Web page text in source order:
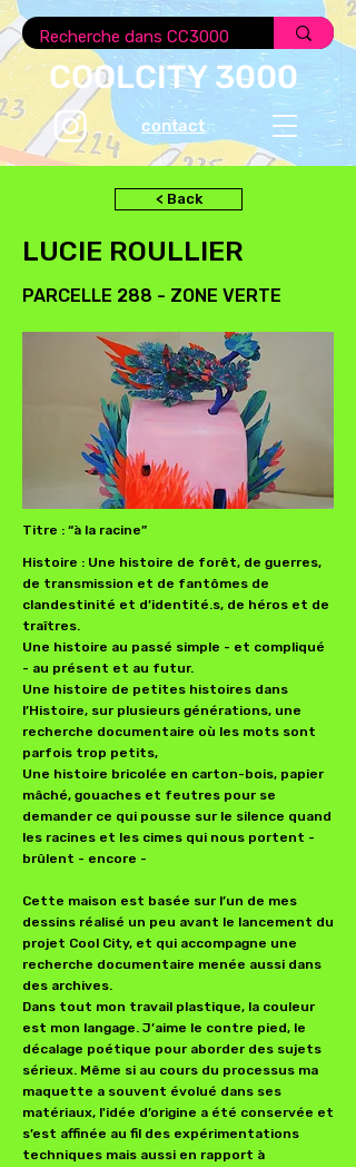
COOLCITY 3000
contact
< Back
LUCIE ROULLIER
PARCELLE 288 - ZONE VERTE
Titre : “à la racine”
Histoire : Une histoire de forêt, de guerres,
de transmission et de fantômes de
clandestinité et d’identité.s, de héros et de
traîtres.
Une histoire au passé simple - et compliqué
- au présent et au futur.
Une histoire de petites histoires dans
l’Histoire, sur plusieurs générations, une
recherche documentaire où les mots sont
parfois trop petits,
Une histoire bricolée en carton-bois, papier
mâché, gouaches et feutres pour se
demander ce qui pousse sur le silence quand
les racines et les cimes qui nous portent -
brûlent - encore -
Cette maison est basée sur l’un de mes
dessins réalisé un peu avant le lancement du
projet Cool City, et qui accompagne une
recherche documentaire menée aussi dans
des archives.
Dans tout mon travail plastique, la couleur
est mon langage. J’aime le contre pied, le
décalage poétique pour aborder des sujets
sérieux. Même si au cours du processus ma
maquette a souvent évolué dans ses
matériaux, l'idée d’origine a été conservée et
s’est affinée au fil des expérimentations
techniques mais aussi en rapport à